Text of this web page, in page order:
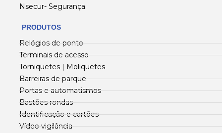
Nsecur- Segurança
PRODUTOS
Relógios de ponto
Terminais de acesso
Torniquetes | Moliquetes
Barreiras de parque
Portas e automatismos
Bastões rondas
Identificação e cartões
Vídeo vigilância